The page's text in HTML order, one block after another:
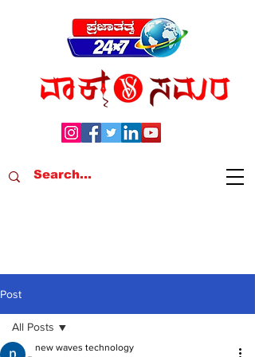
Post
All Posts
new waves technology